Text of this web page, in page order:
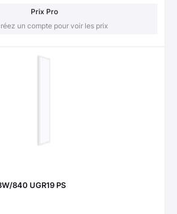
Prix Pro
un compte pour voir les prix
840 UGR19 PS